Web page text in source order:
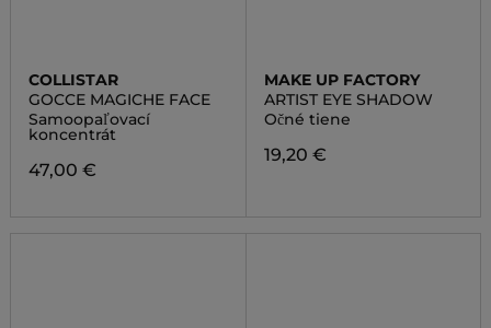
COLLISTAR
GOCCE MAGICHE FACE
Samoopaľovací
koncentrát
47,00 €
MAKE UP FACTORY
ARTIST EYE SHADOW
Očné tiene
19,20 €